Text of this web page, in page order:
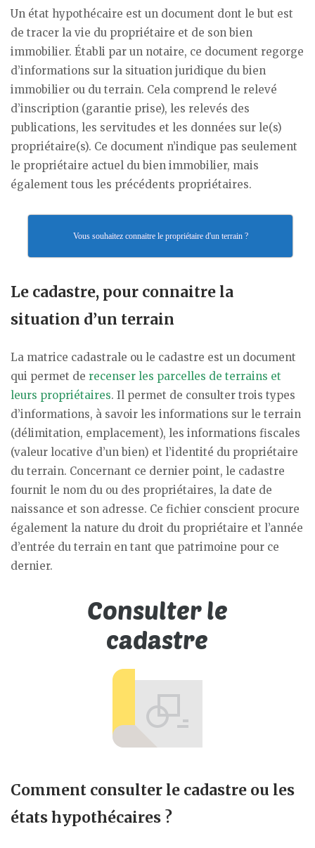
Un état hypothécaire est un document dont le but est
de tracer la vie du propriétaire et de son bien
immobilier. Établi par un notaire, ce document regorge
d’informations sur la situation juridique du bien
immobilier ou du terrain. Cela comprend le relevé
d’inscription (garantie prise), les relevés des
publications, les servitudes et les données sur le(s)
propriétaire(s). Ce document n’indique pas seulement
le propriétaire actuel du bien immobilier, mais
également tous les précédents propriétaires.
Vous souhaitez connaitre le propriétaire d'un terrain ?
Le cadastre, pour connaitre la
situation d’un terrain
La matrice cadastrale ou le cadastre est un document
qui permet de recenser les parcelles de terrains et
leurs propriétaires. Il permet de consulter trois types
d’informations, à savoir les informations sur le terrain
(délimitation, emplacement), les informations fiscales
(valeur locative d’un bien) et l’identité du propriétaire
du terrain. Concernant ce dernier point, le cadastre
fournit le nom du ou des propriétaires, la date de
naissance et son adresse. Ce fichier conscient procure
également la nature du droit du propriétaire et l’année
d’entrée du terrain en tant que patrimoine pour ce
dernier.
Comment consulter le cadastre ou les
états hypothécaires ?